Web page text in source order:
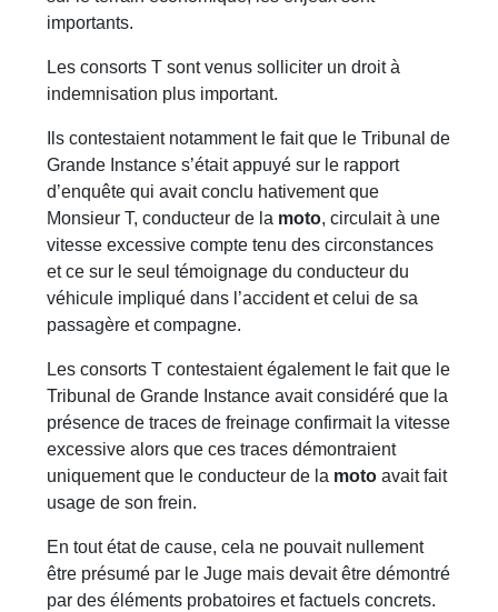
importants.
Les consorts T sont venus solliciter un droit à
indemnisation plus important.
Ils contestaient notamment le fait que le Tribunal de
Grande Instance s’était appuyé sur le rapport
d’enquête qui avait conclu hativement que
Monsieur T, conducteur de la moto, circulait à une
vitesse excessive compte tenu des circonstances
et ce sur le seul témoignage du conducteur du
véhicule impliqué dans l’accident et celui de sa
passagère et compagne.
Les consorts T contestaient également le fait que le
Tribunal de Grande Instance avait considéré que la
présence de traces de freinage confirmait la vitesse
excessive alors que ces traces démontraient
uniquement que le conducteur de la moto avait fait
usage de son frein.
En tout état de cause, cela ne pouvait nullement
être présumé par le Juge mais devait être démontré
par des éléments probatoires et factuels concrets.